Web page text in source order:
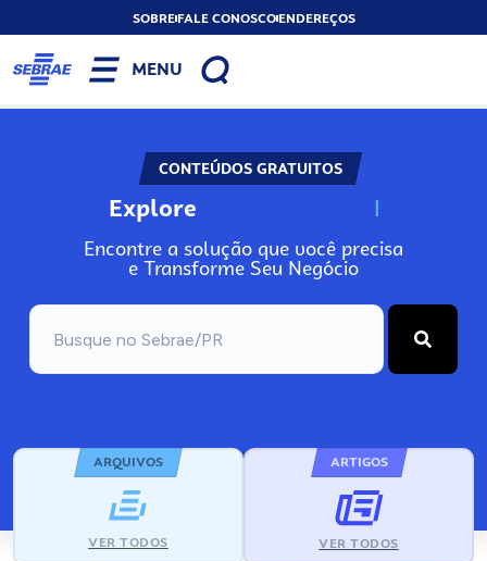
SOBREFALE CONOSCOENDEREÇOS
MENU
CONTEÚDOS GRATUITOS
Explore N
Encontre a solução que você precisa
e Transforme Seu Negócio
ARQUIVOS
VER TODOS
ARTIGOS
VER TODOS